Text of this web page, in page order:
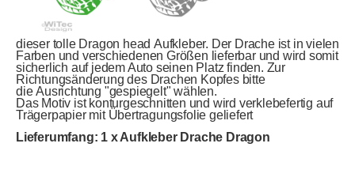
dieser tolle Dragon head Aufkleber. Der Drache ist in vielen
Farben und verschiedenen Größen lieferbar und wird somit
sicherlich auf jedem Auto seinen Platz finden. Zur
Richtungsänderung des Drachen Kopfes bitte
die Ausrichtung "gespiegelt" wählen.
Das Motiv ist konturgeschnitten und wird verklebefertig auf
Trägerpapier mit Übertragungsfolie geliefert
Lieferumfang: 1 x Aufkleber Drache Dragon